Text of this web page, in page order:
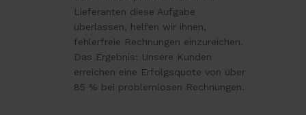
Lieferanten diese Aufgabe
überlassen, helfen wir ihnen,
fehlerfreie Rechnungen einzureichen.
Das Ergebnis: Unsere Kunden
erreichen eine Erfolgsquote von über
85 % bei problemlosen Rechnungen.